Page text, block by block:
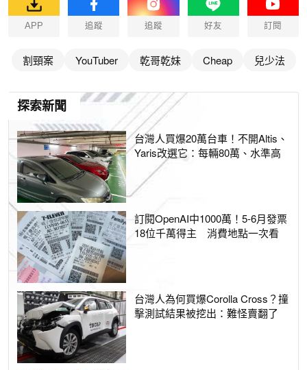
APP 追蹤 追蹤 好友 訂閱
割頸案 YouTuber 乾哥乾妹 Cheap 兒少法
探索新聞
台灣人買爆20萬台車！不開Altis、
Yaris改選它：每輛80萬、水準高
訂閱OpenAI中1000萬！5-6月發票
18位千萬得主 消費地點一次看
台灣人為何買爆Corolla Cross？撞
擊測試結果被挖出：難怪賣翻了